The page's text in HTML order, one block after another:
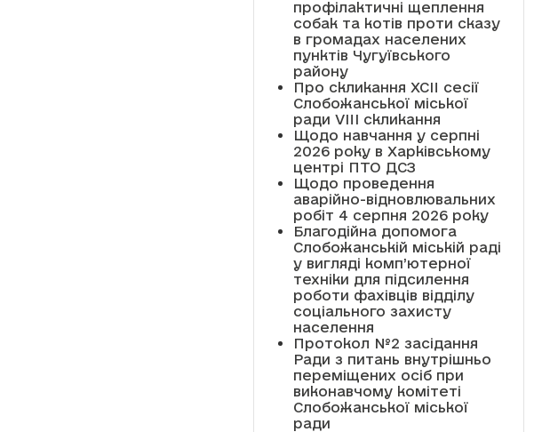
профілактичні щеплення
собак та котів проти сказу
в громадах населених
пунктів Чугуївського
району
Про скликання XCII сесії
Слобожанської міської
ради VIII скликання
Щодо навчання у серпні
2026 року в Харківському
центрі ПТО ДСЗ
Щодо проведення
аварійно-відновлювальних
робіт 4 серпня 2026 року
Благодійна допомога
Слобожанській міській раді
у вигляді комп’ютерної
техніки для підсилення
роботи фахівців відділу
соціального захисту
населення
Протокол №2 засідання
Ради з питань внутрішньо
переміщених осіб при
виконавчому комітеті
Слобожанської міської
ради